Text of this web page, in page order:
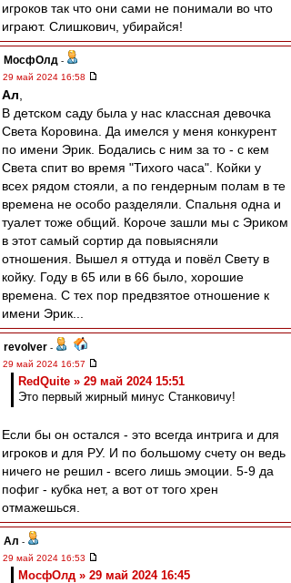
игроков так что они сами не понимали во что
играют. Слишкович, убирайся!
МосфОлд -
29 май 2024 16:58
Ал
В детском саду была у нас классная девочка
Света Коровина. Да имелся у меня конкурент
по имени Эрик. Бодались с ним за то - с кем
Света спит во время "Тихого часа". Койки у
всех рядом стояли, а по гендерным полам в те
времена не особо разделяли. Спальня одна и
туалет тоже общий. Короче зашли мы с Эриком
в этот самый сортир да повыясняли
отношения. Вышел я оттуда и повёл Свету в
койку. Году в 65 или в 66 было, хорошие
времена. С тех пор предвзятое отношение к
имени Эрик...
revolver -
29 май 2024 16:57
RedQuite » 29 май 2024 15:51
Это первый жирный минус Станковичу!
Если бы он остался - это всегда интрига и для
игроков и для РУ. И по большому счету он ведь
ничего не решил - всего лишь эмоции. 5-9 да
пофиг - кубка нет, а вот от того хрен
отмажешься.
Ал -
29 май 2024 16:53
МосфОлд » 29 май 2024 16:45